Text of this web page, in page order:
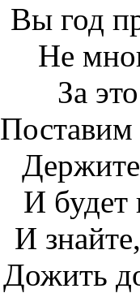
Вы год
Не
За
Поставим
И будет
И
Дожить